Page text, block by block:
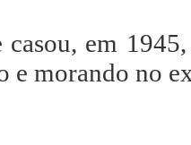
casou, em
e morando no